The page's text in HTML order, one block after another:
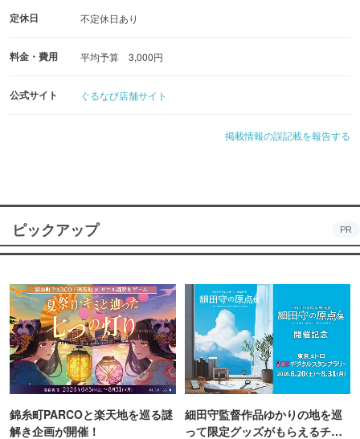
定休日 不定休日あり
料金・費用 平均予算 3,000円
公式サイト ぐるなび店舗サイト
掲載情報の誤記載を報告する
ピックアップ PR
錦糸町PARCOと楽天地を巡る謎
解き企画が開催！
細田守監督作品ゆかりの地を巡
って限定グッズがもらえるチャ